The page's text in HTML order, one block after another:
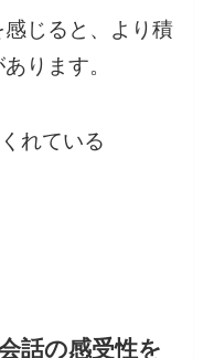
じると、より積
ります。
れている
話の感受性を